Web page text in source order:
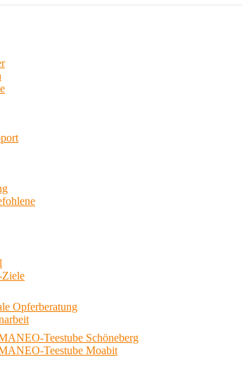
Opferberatung
Teestube Schöneberg
Teestube Moabit